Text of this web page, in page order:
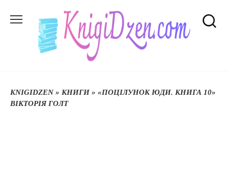
до
KNIGIDZEN» КНИГИ » «ПОЦІЛУНОК ЮДИ. КНИГА 10»
ВІКТОРІЯ ГОЛТ